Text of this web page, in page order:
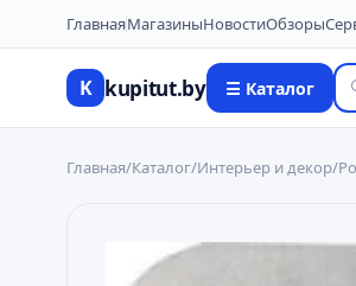
ГлавнаяМагазиныНовостиОбзоры
K kupitut.by ☰ Каталог
Главная/Каталог/Интерьер и декор/